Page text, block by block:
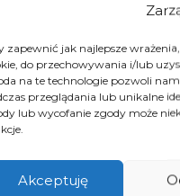
zapewnić jak najlepsze
do przechowywania i/lub
na te technologie pozwoli
przeglądania lub unikalne
lub wycofanie zgody może
Akceptuję